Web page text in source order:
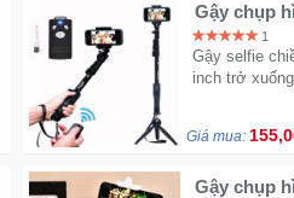
Gậy chụp
1
Gậy selfie
inch trở
Giá mua:
Gậy chụp